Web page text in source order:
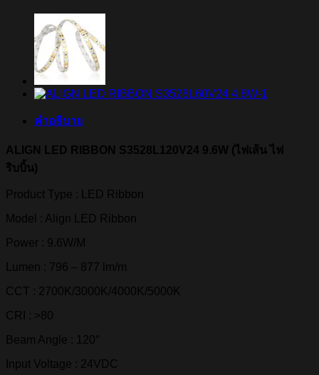
คำอธิบาย
ALIGN LED RIBBON S3528L120V24 9.6W (ไฟเส้น ไฟ
ริบบิ้น)
Product Type : LED Ribbon
Model : Align LED Ribbon
Power : 9.6W/M
Lumen : 796 – 877 lm/m
CCT : 2700K/3000K/4000K/5000K
CRI : >80
Beam Angle : 120°
Input Voltage : 24VDC